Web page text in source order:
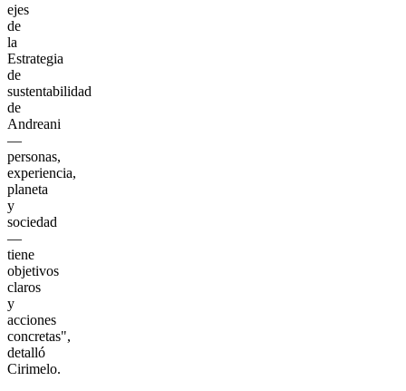
ejes
de
la
Estrategia
de
sustentabilidad
de
Andreani
—
personas,
experiencia,
planeta
y
sociedad
—
tiene
objetivos
claros
y
acciones
concretas",
detalló
Cirimelo.